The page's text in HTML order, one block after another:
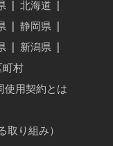
北海道
静岡県
新潟県
町村
使用契約とは
取り組み）